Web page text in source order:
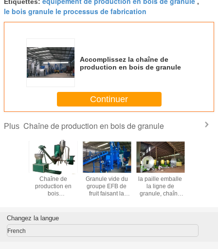
Étiquettes: ,
le bois granule le processus de fabrication
Accomplissez la chaîne de
production en bois de granule
Continuer
Plus Chaîne de production en bois de granule
6T/H,
de la
EFB
ligne
Chaîne de
production en
bois
granule
Granule vide du
groupe EFB de
fruit faisant la
la paille emballe
la ligne de
granule, chaîne
avec la capacité
Changez la langue
French